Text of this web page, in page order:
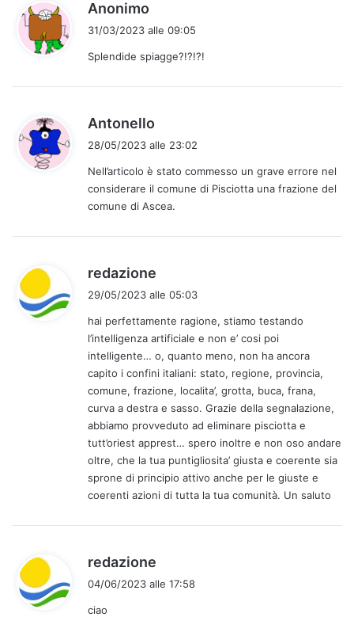
Anonimo
e
:
31/03/2023 alle 09:05
Splendide spiagge?!?!?!
Antonello
e
t
t
28/05/2023 alle 23:02
Nell’articolo è stato commesso un grave errore nel
considerare il comune di Pisciotta una frazione del
comune di Ascea.
redazione
e
t
t
o
:
29/05/2023 alle 05:03
hai perfettamente ragione, stiamo testando
l’intelligenza artificiale e non e’ cosi poi
intelligente… o, quanto meno, non ha ancora
capito i confini italiani: stato, regione, provincia,
comune, frazione, localita’, grotta, buca, frana,
curva a destra e sasso. Grazie della segnalazione,
abbiamo provveduto ad eliminare pisciotta e
tutt’oriest apprest… spero inoltre e non oso andare
oltre, che la tua puntigliosita’ giusta e coerente sia
sprone di principio attivo anche per le giuste e
coerenti azioni di tutta la tua comunità. Un saluto
redazione
04/06/2023 alle 17:58
ciao